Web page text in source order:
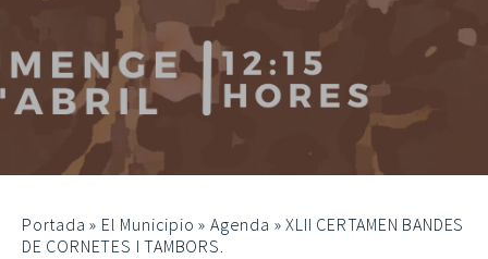
Portada » El Municipio »Agenda »XLII CERTAMEN BANDES
DE CORNETES I TAMBORS.